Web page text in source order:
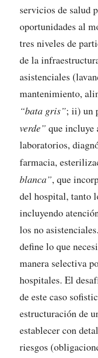
servicios de salud
oportunidades al
tres niveles de
de la
asistenciales
mantenimiento,
“bata gris”; ii) un
verde” que incluye
laboratorios,
farmacia,
blanca”, que
del hospital, tanto
incluyendo
los no
define lo que
manera selectiva
hospitales. El
de este caso
estructuración de
establecer con
riesgos